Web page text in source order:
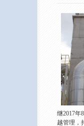
继2017年
越管理